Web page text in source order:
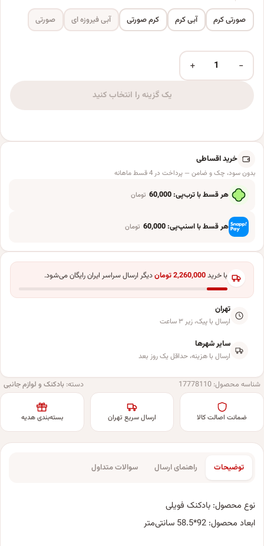
صورتی کرم آبی کرم کرم صورتی آبی فیروزه ای صورتی
بادکنک فویلی مدل پاپیون عدد
−
+
یک گزینه را انتخاب کنید
خرید اقساطی
بدون سود، چک و ضامن — پرداخت در 4 قسط ماهانه
هر قسط با ترب‌پی:60,000 تومان
هر قسط با اسنپ‌پی:60,000 تومان
با خرید2,260,000توماندیگر ارسال سراسر ایران رایگان می‌شود.
تهران
ارسال با پیک، زیر ۳ ساعت
سایر شهرها
ارسال با هزینه، حداقل یک روز بعد
شناسه محصول: 17778110 دسته: بادکنک و لوازم جانبی
ضمانت اصالت کالا ارسال سریع تهران بسته‌بندی هدیه
توضیحات راهنمای ارسال سوالات متداول
نوع محصول: بادکنک فویلی
ابعاد محصول: 92*58.5 سانتی‌متر